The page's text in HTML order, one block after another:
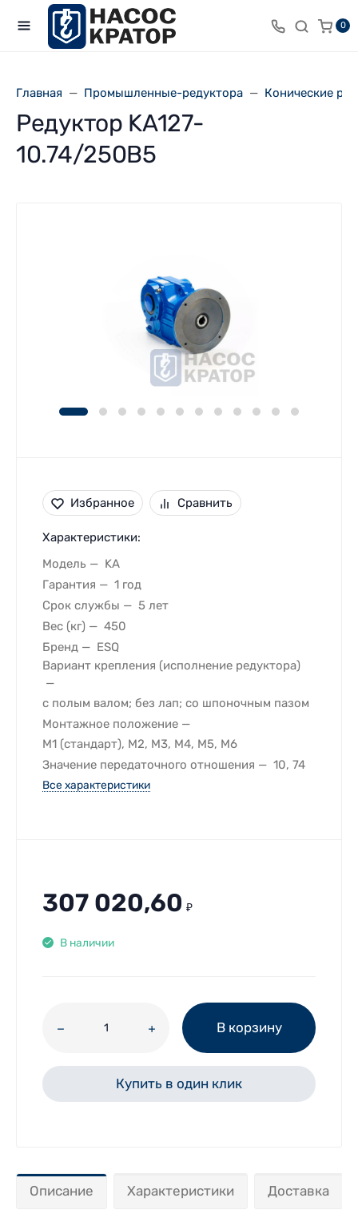
0
Главная Промышленные-редуктора Конические
Редуктор KA127-
10.74/250В5
Избранное Сравнить
Характеристики:
Модель
KA
Гарантия
1 год
Срок службы
5 лет
Вес (кг)
450
Бренд
ESQ
Вариант крепления (исполнение редуктора)
с полым валом; без лап; со шпоночным пазом
Монтажное положение
M1 (стандарт), M2, M3, M4, M5, M6
Значение передаточного отношения
10, 74
Все характеристики
307 020,60 ₽
В наличии
В корзину
Купить в один клик
Описание Характеристики Доставка